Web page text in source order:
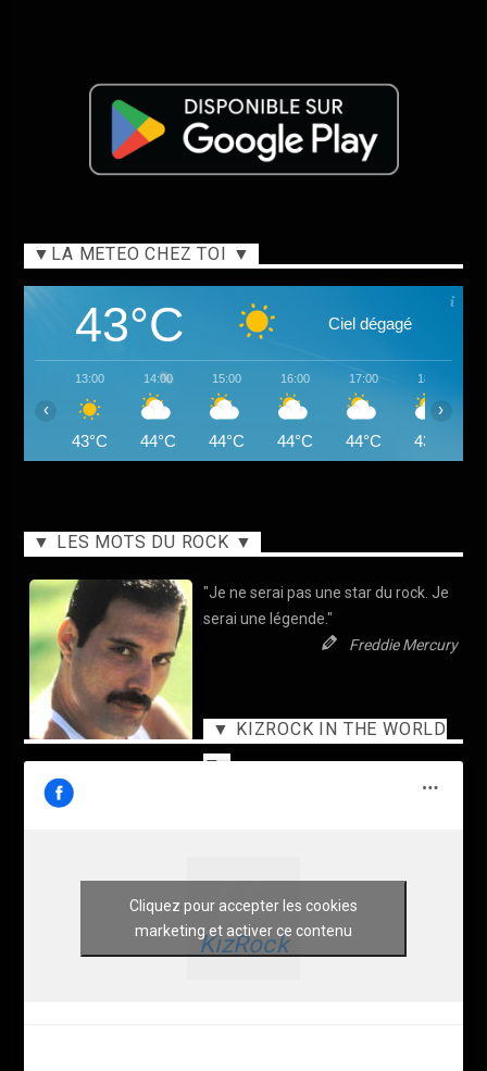
▼LA METEO CHEZ TOI ▼
43°C Ciel dégagé
13:00
43°C
14:00
44°C
15:00
44°C
16:00
44°C
17:00
44°C
18:00
43°C
‹ ›
▼ LES MOTS DU ROCK ▼
"Je ne serai pas une star du rock. Je
serai une légende."
Freddie Mercury
▼ KIZROCK IN THE WORLD
▼
KizRock
Cliquez pour accepter les cookies
marketing et activer ce contenu